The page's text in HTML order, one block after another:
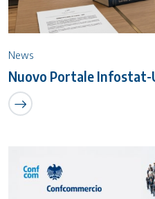
News
Nuovo Portale